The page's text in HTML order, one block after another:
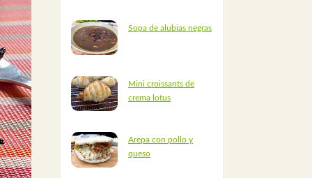
Sopa de alubias negras
Mini croissants de
crema lotus
Arepa con pollo y
queso